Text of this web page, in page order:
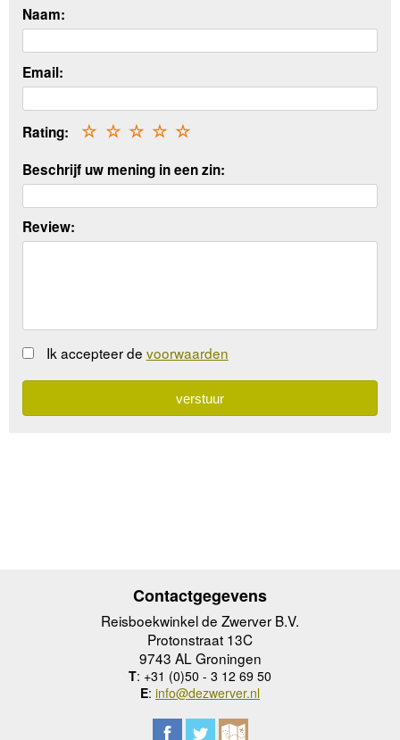
Naam:
Email:
Rating: ☆
☆
☆
☆
☆
Beschrijf uw mening in een zin:
Review:
Ik accepteer de voorwaarden
Contactgegevens
Reisboekwinkel de Zwerver B.V.
Protonstraat 13C
9743 AL Groningen
T: +31 (0)50 - 3 12 69 50
E: info@dezwerver.nl